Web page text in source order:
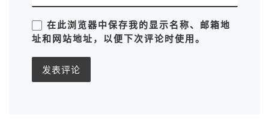
在此浏览器中保存我的显示名称、邮箱地
址和网站地址，以便下次评论时使用。